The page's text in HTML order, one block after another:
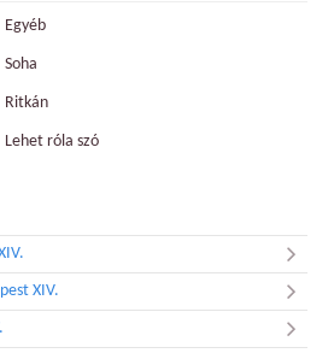
Egyéb
Soha
Ritkán
Lehet róla szó
XIV.